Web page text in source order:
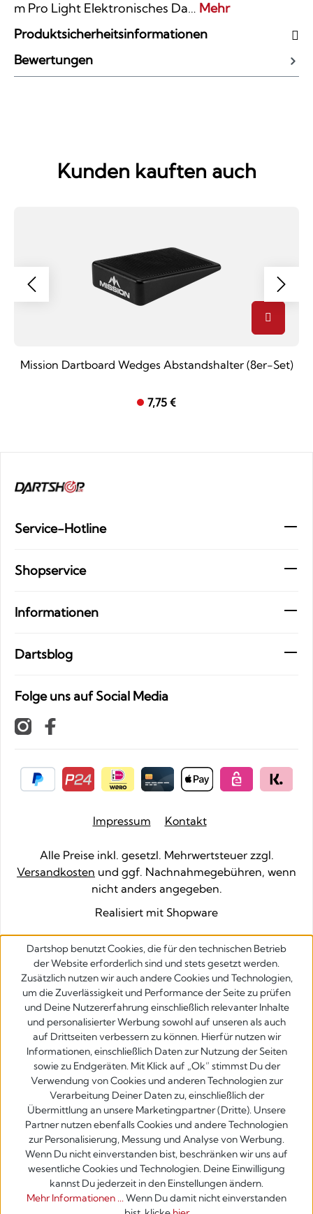
m Pro Light Elektronisches Da… Mehr
Produktsicherheitsinformationen
Bewertungen
Kunden kauften auch
Mission Dartboard Wedges Abstandshalter (8er-Set)
7,75 €
Service-Hotline
Shopservice
Informationen
Dartsblog
Folge uns auf Social Media
Impressum Kontakt
Alle Preise inkl. gesetzl. Mehrwertsteuer zzgl.
Versandkosten und ggf. Nachnahmegebühren, wenn
nicht anders angegeben.
Realisiert mit Shopware
Dartshop benutzt Cookies, die für den technischen Betrieb
der Website erforderlich sind und stets gesetzt werden.
Zusätzlich nutzen wir auch andere Cookies und Technologien,
um die Zuverlässigkeit und Performance der Seite zu prüfen
und Deine Nutzererfahrung einschließlich relevanter Inhalte
und personalisierter Werbung sowohl auf unseren als auch
auf Drittseiten verbessern zu können. Hierfür nutzen wir
Informationen, einschließlich Daten zur Nutzung der Seiten
sowie zu Endgeräten. Mit Klick auf „Ok” stimmst Du der
Verwendung von Cookies und anderen Technologien zur
Verarbeitung Deiner Daten zu, einschließlich der
Übermittlung an unsere Marketingpartner (Dritte). Unsere
Partner nutzen ebenfalls Cookies und andere Technologien
zur Personalisierung, Messung und Analyse von Werbung.
Wenn Du nicht einverstanden bist, beschränken wir uns auf
wesentliche Cookies und Technologien. Deine Einwilligung
kannst Du jederzeit in den Einstellungen ändern.
Mehr Informationen ...Wenn Du damit nicht einverstanden